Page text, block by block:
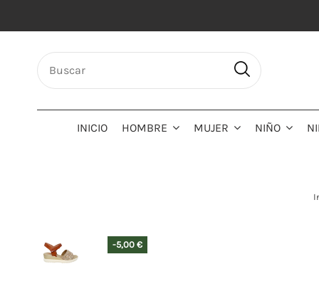
INICIO HOMBRE MUJER NIÑO
-5,00 €